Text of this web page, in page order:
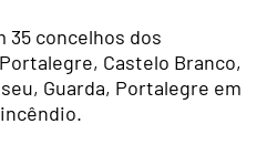
35 concelhos dos
Castelo Branco,
Guarda, Portalegre em